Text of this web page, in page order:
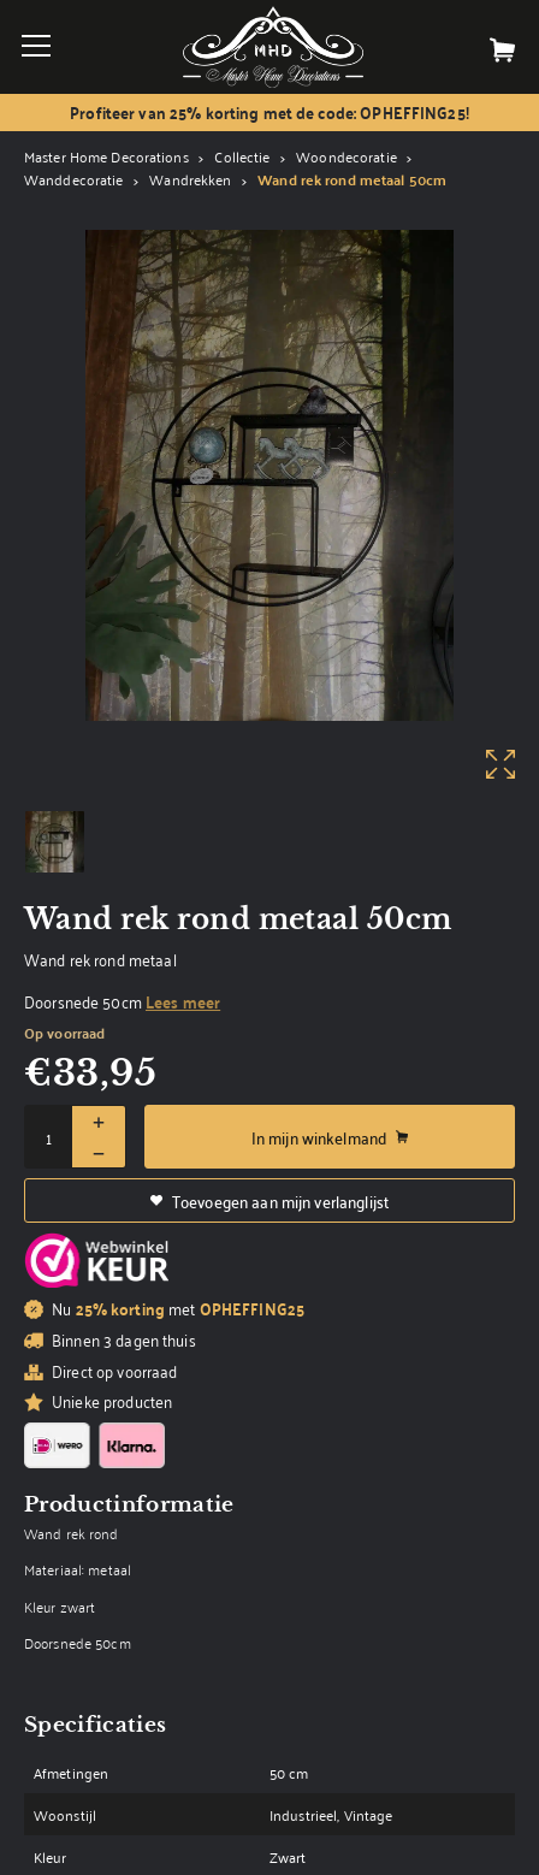
Profiteer van 25% korting met de code: OPHEFFING25!
Master Home Decorations Collectie
Woondecoratie
Wanddecoratie
Wandrekken Wand rek rond metaal 50cm
Wand rek rond metaal 50cm
Wand rek rond metaal
Doorsnede 50cmLees meer
Op voorraad
€33,95
In mijn winkelmand
Toevoegen aan mijn verlanglijst
Nu 25% korting metOPHEFFING25
Binnen 3 dagen thuis
Direct op voorraad
Unieke producten
Productinformatie
Wand rek rond
Materiaal: metaal
Kleur zwart
Doorsnede 50cm
Specificaties
Afmetingen
50 cm
Woonstijl
Industrieel, Vintage
Kleur
Zwart